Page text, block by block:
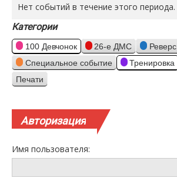
Нет событий в течение этого периода.
Категории
100 Девчонок 26-е ДМС
Реверс
Специальное событие
Тренировка
Просмотр
Печати
Авторизация
Имя пользователя: